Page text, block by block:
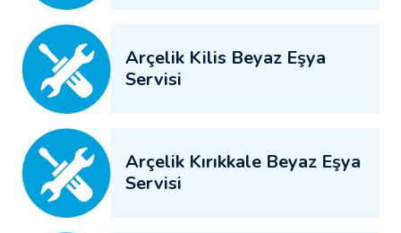
Arçelik Kilis Beyaz Eşya
Servisi
Arçelik Kırıkkale Beyaz Eşya
Servisi